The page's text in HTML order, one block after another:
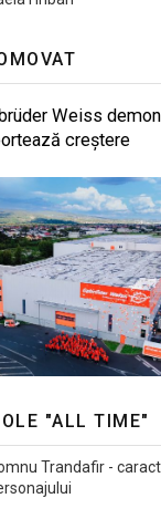
Weiss
creștere
"ALL TIME"
Trandafir -